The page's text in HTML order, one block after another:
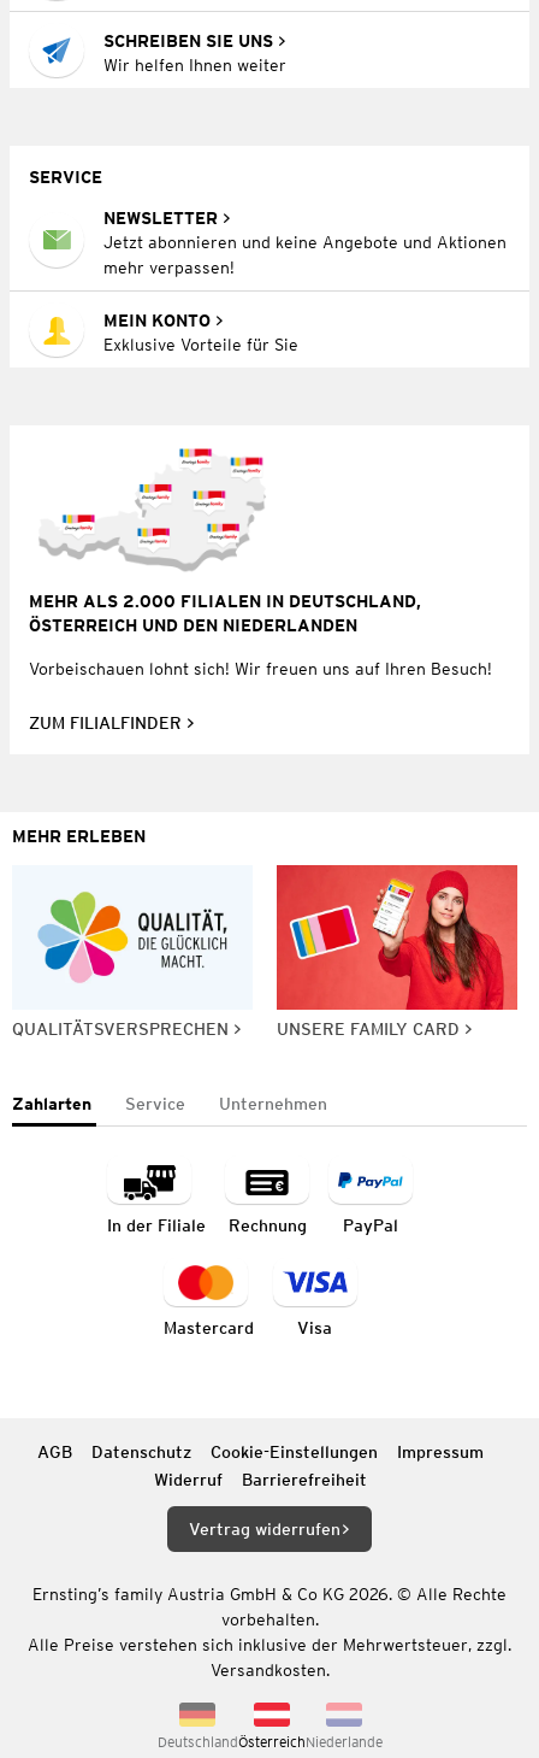
SCHREIBEN SIE UNS
Wir helfen Ihnen weiter
SERVICE
NEWSLETTER
Jetzt abonnieren und keine Angebote und Aktionen
mehr verpassen!
MEIN KONTO
Exklusive Vorteile für Sie
MEHR ALS 2.000 FILIALEN IN DEUTSCHLAND,
ÖSTERREICH UND DEN NIEDERLANDEN
Vorbeischauen lohnt sich! Wir freuen uns auf Ihren Besuch!
ZUM FILIALFINDER
MEHR ERLEBEN
QUALITÄTSVERSPRECHEN UNSERE FAMILY CARD
Zahlarten Service Unternehmen
In der Filiale Rechnung PayPal
Mastercard Visa
AGB Datenschutz Cookie-Einstellungen
Impressum
Widerruf
Barrierefreiheit
Vertrag widerrufen
Ernsting’s family Austria GmbH & Co KG 2026. © Alle Rechte
vorbehalten.
Alle Preise verstehen sich inklusive der Mehrwertsteuer, zzgl.
Versandkosten.
DeutschlandÖsterreichNiederlande